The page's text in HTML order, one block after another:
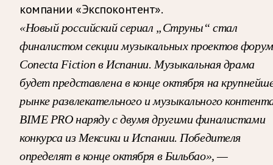
компании «Экспоконтент».
«Новый российский сериал „Струны“ стал
финалистом секции музыкальных проектов
Conecta Fiction в Испании. Музыкальная драма
будет представлена в конце октября на
рынке развлекательного и музыкального
BIME PRO наряду с двумя другими финалистами
конкурса из Мексики и Испании. Победителя
определят в конце октября в Бильбао», —